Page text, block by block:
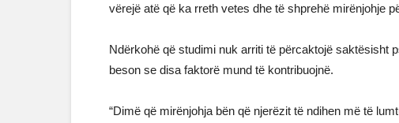
vërejë atë që ka rreth vetes dhe të shprehë mirënjohje
Ndërkohë që studimi nuk arriti të përcaktojë saktësisht
beson se disa faktorë mund të kontribuojnë.
“Dimë që mirënjohja bën që njerëzit të ndihen më të